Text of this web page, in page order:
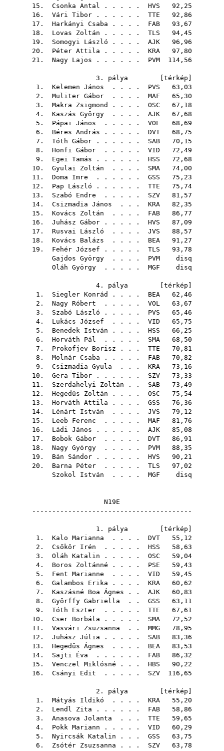
15. Csonka Antal . . . . . HVS 92,25
16. Vári Tibor . . . . . . TTE 92,86
17. Harkányi Csaba . . . . FAB 93,67
18. Lovas Zoltán . . . . . TLS 94,45
19. Somogyi László . . . . AJK 96,96
20. Péter Attila . . . . . KRA 97,80
21. Nagy Lajos . . . . . . PVM 114,56
3. pálya [ térkép
1. Kelemen János . . . . PVS 63,03
2. Muliter Gábor . . . . MAF 65,30
3. Makra Zsigmond . . . . OSC 67,18
4. Kaszás György . . . . AJK 67,68
5. Pápai János . . . . . VOL 68,69
6. Béres András . . . . . DVT 68,75
7. Tóth Gábor . . . . . . SAB 70,15
8. Honfi Gábor . . . . . VID 72,49
9. Egei Tamás . . . . . . HSS 72,68
10. Gyulai Zoltán . . . . SMA 74,00
11. Doma Imre . . . . . . GSS 75,23
12. Pap László . . . . . . TTE 75,74
13. Szabó Endre . . . . . SZV 81,57
14. Csizmadia János . . . KRA 82,35
15. Kovács Zoltán . . . . FAB 86,77
16. Juhász Gábor . . . . . HVS 87,09
17. Rusvai László . . . . JVS 88,57
18. Kovács Balázs . . . . BEA 91,27
19. Fehér József . . . . . TLS 93,78
Gajdos György . . . . PVM disq
Oláh György . . . . . MGF disq
4. pálya [ térkép
1. Siegler Konrád . . . . BEA 62,46
2. Nagy Róbert . . . . . VOL 63,67
3. Szabó László . . . . . PVS 65,46
4. Lukács József . . . . VID 65,75
5. Benedek István . . . . HSS 66,25
6. Horváth Pál . . . . . SMA 68,50
7. Prokofjev Borisz . . . TTE 70,81
8. Molnár Csaba . . . . . FAB 70,82
9. Csizmadia Gyula . . . KRA 73,16
10. Gera Tibor . . . . . . SZV 73,33
11. Szerdahelyi Zoltán . . SAB 73,49
12. Hegedűs Zoltán . . . . OSC 75,54
13. Horváth Attila . . . . GSS 76,36
14. Lénárt István . . . . JVS 79,12
15. Leeb Ferenc . . . . . MAF 81,76
16. Ládi János . . . . . . AJK 85,08
17. Bobok Gábor . . . . . DVT 86,91
18. Nagy György . . . . . PVM 88,35
19. Bán Sándor . . . . . . HVS 90,21
20. Barna Péter . . . . . TLS 97,02
Szokol István . . . . MGF disq
N19E
----------------------------------------
1. pálya [ térkép
1. Kalo Marianna . . . . DVT 55,12
2. Csőkör Irén . . . . . HSS 58,63
3. Oláh Katalin . . . . . OSC 59,04
4. Boros Zoltánné . . . . PSE 59,43
5. Fent Marianne . . . . VID 59,45
6. Galambos Erika . . . . KRA 60,62
7. Kaszásné Boa Ágnes . . AJK 60,83
8. Györffy Gabriella . . GSS 63,11
9. Tóth Eszter . . . . . TTE 67,61
10. Cser Borbála . . . . . SMA 72,52
11. Vasvári Zsuzsanna . . MMG 78,95
12. Juhász Júlia . . . . . SAB 83,36
13. Hegedüs Ágnes . . . . BEA 83,53
14. Sajti Éva . . . . . . FAB 86,32
15. Venczel Miklósné . . . HBS 90,22
16. Csányi Edit . . . . . SZV 116,65
2. pálya [ térkép
1. Mátyás Ildikó . . . . KRA 55,20
2. Lendl Zita . . . . . . FAB 58,86
3. Anasova Jolanta . . . TTE 59,65
4. Pokk Mariann . . . . . VID 60,29
5. Nyircsák Katalin . . . GSS 63,75
6. Zsótér Zsuzsanna . . . SZV 63,78